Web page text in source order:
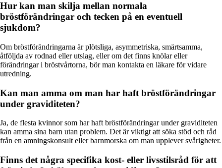
Hur kan man skilja mellan normala
bröstförändringar och tecken på en eventuell
sjukdom?
Om bröstförändringarna är plötsliga, asymmetriska, smärtsamma,
åtföljda av rodnad eller utslag, eller om det finns knölar eller
förändringar i bröstvårtorna, bör man kontakta en läkare för vidare
utredning.
Kan man amma om man har haft bröstförändringar
under graviditeten?
Ja, de flesta kvinnor som har haft bröstförändringar under graviditeten
kan amma sina barn utan problem. Det är viktigt att söka stöd och råd
från en amningskonsult eller barnmorska om man upplever svårigheter.
Finns det några specifika kost- eller livsstilsråd för att